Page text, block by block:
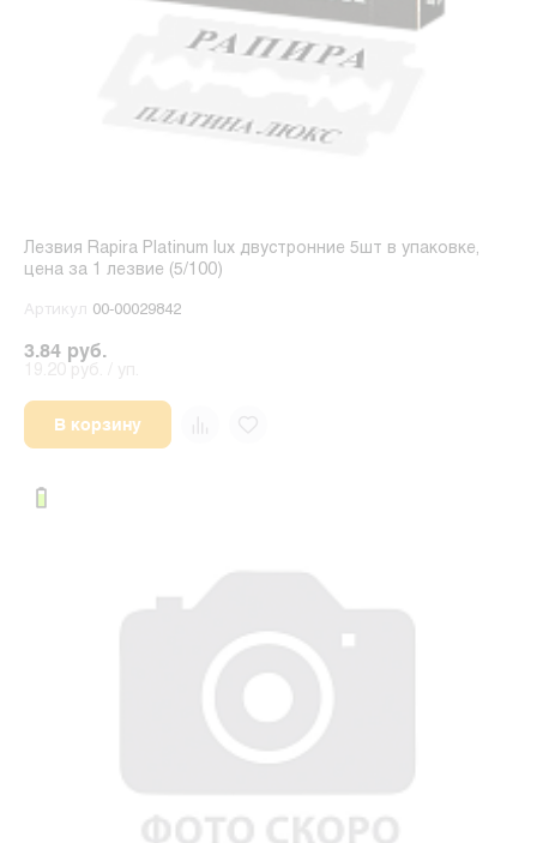
Лезвия Rapira Platinum lux двустронние 5шт в упаковке,
цена за 1 лезвие (5/100)
Артикул 00-00029842
3.84 руб.
В корзину